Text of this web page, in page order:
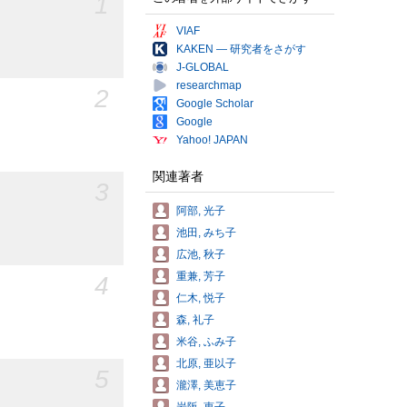
2
4
VIAF
KAKEN — 研究者をさがす
J-GLOBAL
researchmap
Google Scholar
Google
Yahoo! JAPAN
関連著者
阿部, 光子
池田, みち子
広池, 秋子
重兼, 芳子
仁木, 悦子
森, 礼子
米谷, ふみ子
北原, 亜以子
瀧澤, 美恵子